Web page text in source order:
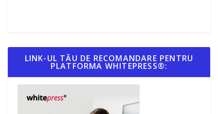
LINK-UL TĂU DE RECOMANDARE PENTRU
PLATFORMA WHITEPRESS®: